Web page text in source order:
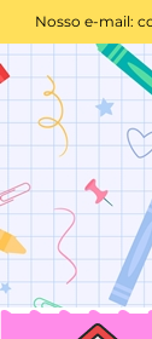
Nosso e-mail: